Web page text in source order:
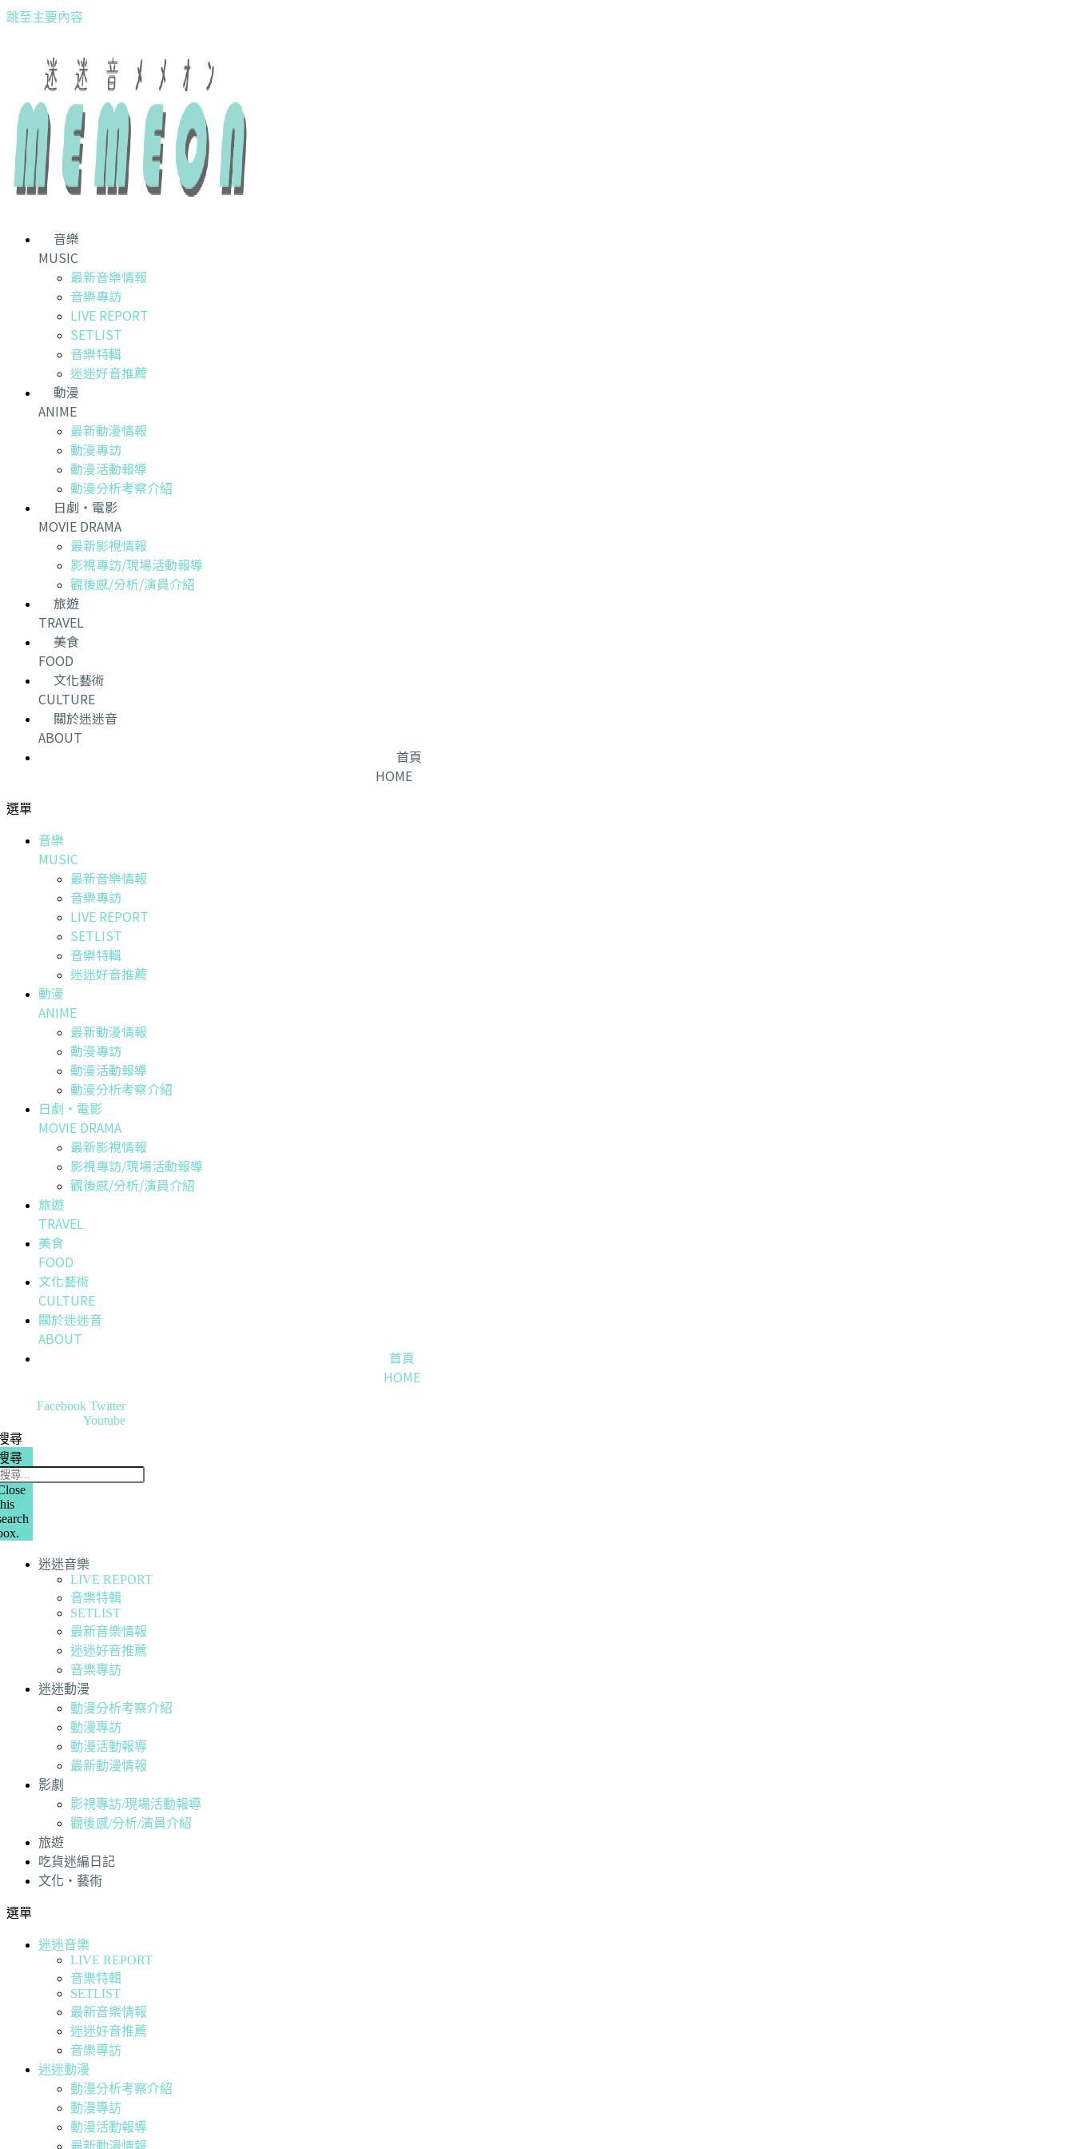
跳至主要內容
音樂
MUSIC
最新音樂情報
音樂專訪
LIVE REPORT
SETLIST
音樂特輯
迷迷好音推薦
動漫
ANIME
最新動漫情報
動漫專訪
動漫活動報導
動漫分析考察介紹
日劇・電影
MOVIE DRAMA
最新影視情報
影視專訪/現場活動報導
觀後感/分析/演員介紹
旅遊
TRAVEL
美食
FOOD
文化藝術
CULTURE
關於迷迷音
ABOUT
首頁
HOME
選單
音樂
MUSIC
最新音樂情報
音樂專訪
LIVE REPORT
SETLIST
音樂特輯
迷迷好音推薦
動漫
ANIME
最新動漫情報
動漫專訪
動漫活動報導
動漫分析考察介紹
日劇・電影
MOVIE DRAMA
最新影視情報
影視專訪/現場活動報導
觀後感/分析/演員介紹
旅遊
TRAVEL
美食
FOOD
文化藝術
CULTURE
關於迷迷音
ABOUT
首頁
HOME
Facebook Twitter
Youtube
尋
尋
迷迷音樂
LIVE REPORT
音樂特輯
SETLIST
最新音樂情報
迷迷好音推薦
音樂專訪
迷迷動漫
動漫分析考察介紹
動漫專訪
動漫活動報導
最新動漫情報
影劇
影視專訪/現場活動報導
觀後感/分析/演員介紹
旅遊
吃貨迷編日記
文化・藝術
選單
迷迷音樂
LIVE REPORT
音樂特輯
SETLIST
最新音樂情報
迷迷好音推薦
音樂專訪
迷迷動漫
動漫分析考察介紹
動漫專訪
動漫活動報導
最新動漫情報